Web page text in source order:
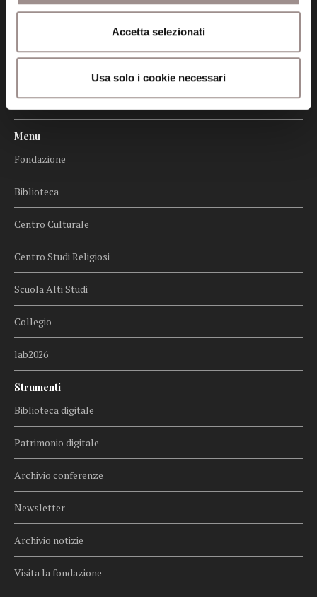
Accetta selezionati
Usa solo i cookie necessari
Cookie policy
Whistleblowing
Menu
Fondazione
Biblioteca
Centro Culturale
Centro Studi Religiosi
Scuola Alti Studi
Collegio
lab2026
Strumenti
Biblioteca digitale
Patrimonio digitale
Archivio conferenze
Newsletter
Archivio notizie
Visita la fondazione